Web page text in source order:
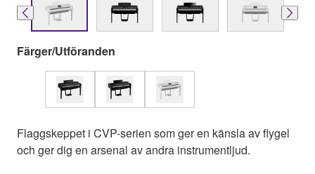
Färger/Utföranden
Flaggskeppet i CVP-serien som ger en känsla av flygel
och ger dig en arsenal av andra instrumentljud.